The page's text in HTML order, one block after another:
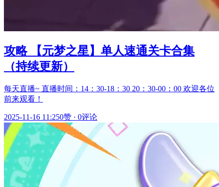
攻略 【元梦之星】单人速通关卡合集
（持续更新）
每天直播~ 直播时间：14：30-18：30 20：30-00：00 欢迎各位
前来观看！
2025-11-16 11:250赞 · 0评论